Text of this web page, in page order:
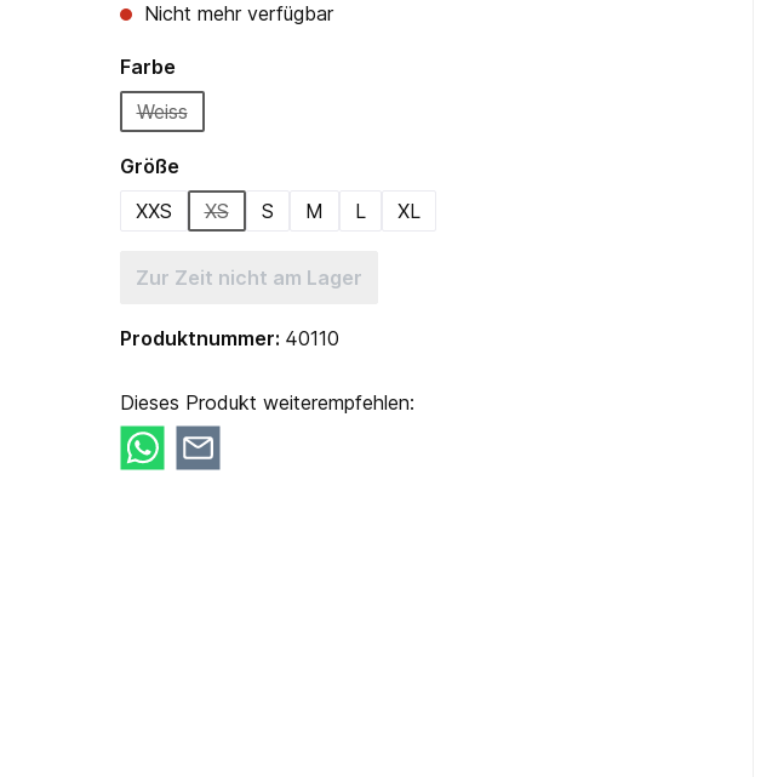
Nicht mehr verfügbar
Farbeauswählen
Weiss
(Diese Option ist zurzeit nicht verfügbar.)
Größeauswählen
XXS
XS
(Diese Option ist zurzeit nicht verfügbar.)
S M L XL
Zur Zeit nicht am Lager
Produktnummer: 40110
Dieses Produkt weiterempfehlen: